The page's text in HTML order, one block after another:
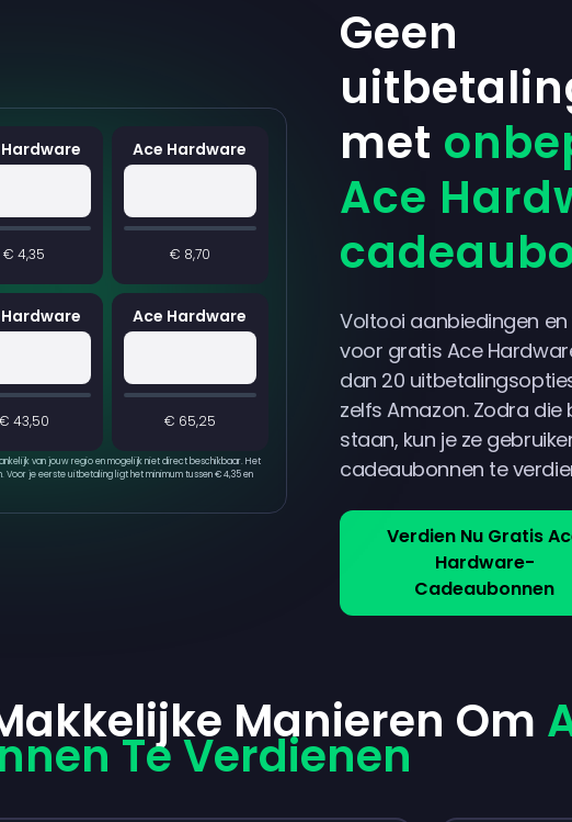
€ 4,35
Ace Hardware
€ 8,70
€ 43,50
Ace Hardware
€ 65,25
van jouw regio en mogelijk niet direct beschikbaar. Het
je eerste uitbetaling ligt het minimum tussen € 4,35 en
Geen
met
Ace
Voltooi aanbiedingen
voor gratis Ace
dan 20
zelfs Amazon. Zodra
staan, kun je ze
cadeaubonnen te
Verdien Nu Gratis
Hardware-
Cadeaubonnen
Manieren Om
Te Verdienen